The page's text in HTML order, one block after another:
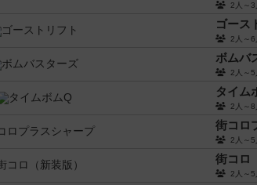
2人～
ゴース
2人～
ボムバ
2人～
タイム
2人～
街コロ
2人～
街コロ
2人～